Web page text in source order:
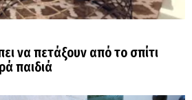
να πετάξουν από το σπίτι
παιδιά